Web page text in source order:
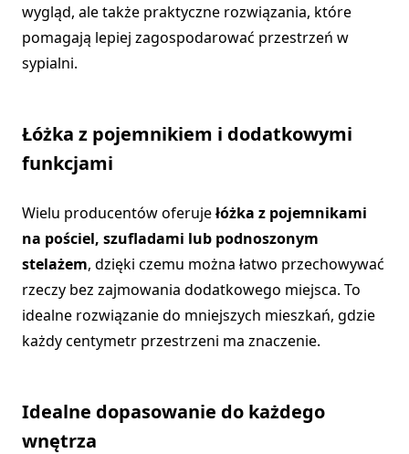
wygląd, ale także praktyczne rozwiązania, które
pomagają lepiej zagospodarować przestrzeń w
sypialni.
Łóżka z pojemnikiem i dodatkowymi
funkcjami
Wielu producentów oferujełóżka z pojemnikami
na pościel, szufladami lub podnoszonym
stelażem, dzięki czemu można łatwo przechowywać
rzeczy bez zajmowania dodatkowego miejsca. To
idealne rozwiązanie do mniejszych mieszkań, gdzie
każdy centymetr przestrzeni ma znaczenie.
Idealne dopasowanie do każdego
wnętrza